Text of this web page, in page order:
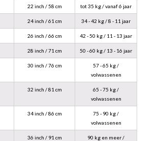
22 inch / 58 cm tot 35 kg / vanaf 6 jaar
24 inch / 61 cm 34 - 42 kg / 8 - 11 jaar
26 inch / 66 cm 42 - 50 kg / 11 - 13 jaar
28 inch / 71 cm 50 - 60 kg / 13 - 16 jaar
30 inch / 76 cm
57 - 65 kg /
volwassenen
32 inch / 81 cm
65 - 75 kg /
volwassenen
34 inch / 86 cm
75 - 90 kg /
volwassenen
36 inch / 91 cm
90 kg en meer /